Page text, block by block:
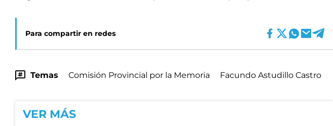
Para compartir en redes
Temas Comisión Provincial por la Memoria Facundo Astudillo Castro
VER MÁS